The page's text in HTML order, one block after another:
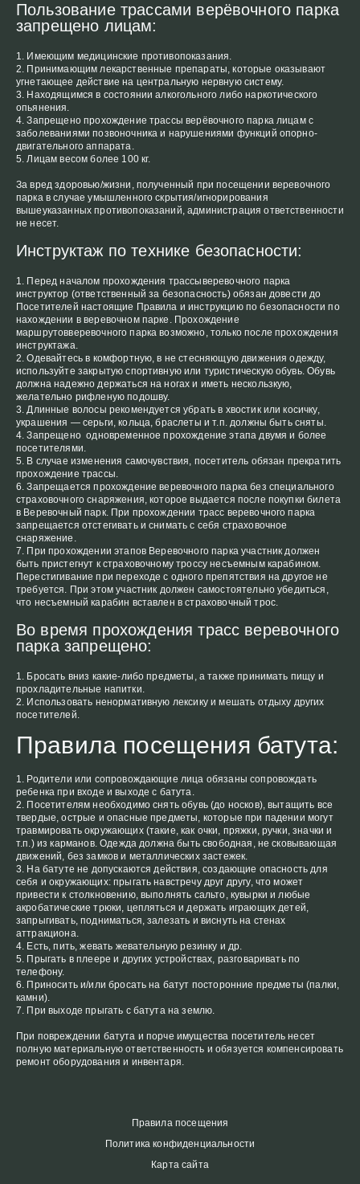
Пользование трассами верёвочного парка
запрещено лицам:
Имеющим медицинские противопоказания.
Принимающим лекарственные препараты, которые оказывают
угнетающее действие на центральную нервную систему.
Находящимся в состоянии алкогольного либо наркотического
опьянения.
Запрещено прохождение трассы верёвочного парка лицам с
заболеваниями позвоночника и нарушениями функций опорно-
двигательного аппарата.
Лицам весом более 100 кг.
За вред здоровью/жизни, полученный при посещении веревочного
парка в случае умышленного скрытия/игнорирования
вышеуказанных противопоказаний, администрация ответственности
не несет.
Инструктаж по технике безопасности:
Перед началом прохождения трассыверевочного парка
инструктор (ответственный за безопасность) обязан довести до
Посетителей настоящие Правила и инструкцию по безопасности по
нахождении в веревочном парке. Прохождение
маршрутовверевочного парка возможно, только после прохождения
инструктажа.
Одевайтесь в комфортную, в не стесняющую движения одежду,
используйте закрытую спортивную или туристическую обувь. Обувь
должна надежно держаться на ногах и иметь нескользкую,
желательно рифленую подошву.
Длинные волосы рекомендуется убрать в хвостик или косичку,
украшения — серьги, кольца, браслеты и т.п. должны быть сняты.
Запрещено одновременное прохождение этапа двумя и более
посетителями.
В случае изменения самочувствия, посетитель обязан прекратить
прохождение трассы.
Запрещается прохождение веревочного парка без специального
страховочного снаряжения, которое выдается после покупки билета
в Веревочный парк. При прохождении трасс веревочного парка
запрещается отстегивать и снимать с себя страховочное
снаряжение.
При прохождении этапов Веревочного парка участник должен
быть пристегнут к страховочному троссу несъемным карабином.
Перестигивание при переходе с одного препятствия на другое не
требуется. При этом участник должен самостоятельно убедиться,
что несъемный карабин вставлен в страховочный трос.
Во время прохождения трасс веревочного
парка запрещено:
Бросать вниз какие-либо предметы, а также принимать пищу и
прохладительные напитки.
Использовать ненормативную лексику и мешать отдыху других
посетителей.
Правила посещения батута:
Родители или сопровождающие лица обязаны сопровождать
ребенка при входе и выходе с батута.
Посетителям необходимо снять обувь (до носков), вытащить все
твердые, острые и опасные предметы, которые при падении могут
травмировать окружающих (такие, как очки, пряжки, ручки, значки и
т.п.) из карманов. Одежда должна быть свободная, не сковывающая
движений, без замков и металлических застежек.
На батуте не допускаются действия, создающие опасность для
себя и окружающих: прыгать навстречу друг другу, что может
привести к столкновению, выполнять сальто, кувырки и любые
акробатические трюки, цепляться и держать играющих детей,
запрыгивать, подниматься, залезать и виснуть на стенах
аттракциона.
Есть, пить, жевать жевательную резинку и др.
Прыгать в плеере и других устройствах, разговаривать по
телефону.
Приносить и/или бросать на батут посторонние предметы (палки,
камни).
При выходе прыгать с батута на землю.
При повреждении батута и порче имущества посетитель несет
полную материальную ответственность и обязуется компенсировать
ремонт оборудования и инвентаря.
Правила посещения
Политика конфиденциальности
Карта сайта